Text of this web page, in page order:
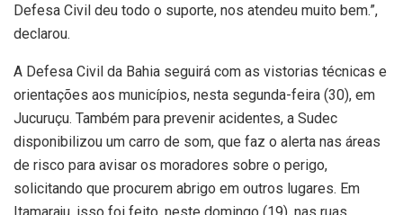
Defesa Civil deu todo o suporte, nos atendeu muito bem.”,
declarou.
A Defesa Civil da Bahia seguirá com as vistorias técnicas e
orientações aos municípios, nesta segunda-feira (30), em
Jucuruçu. Também para prevenir acidentes, a Sudec
disponibilizou um carro de som, que faz o alerta nas áreas
de risco para avisar os moradores sobre o perigo,
solicitando que procurem abrigo em outros lugares. Em